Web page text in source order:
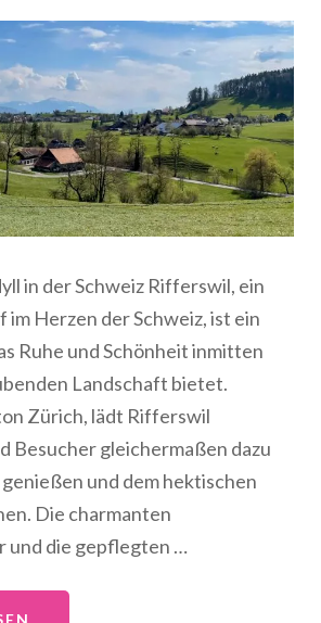
in der Schweiz Rifferswil, ein
im Herzen der Schweiz, ist ein
Ruhe und Schönheit inmitten
Landschaft bietet.
Zürich, lädt Rifferswil
Besucher gleichermaßen dazu
und dem hektischen
Die charmanten
und die gepflegten …